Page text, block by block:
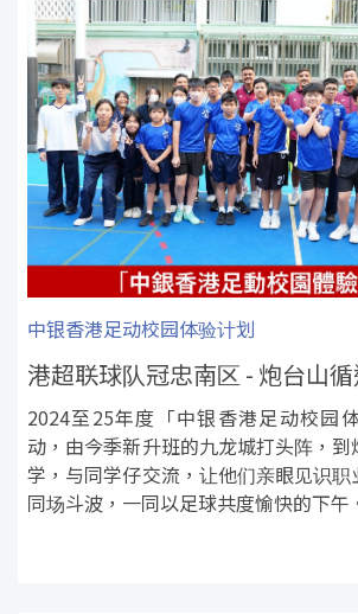
中银香港足动校园体验计划
港超联球队冠忠南区 - 炮台山
2024至25年度「中银香港足动校园
动，由今季新升班的九龙城打头阵，
学，与同学仔交流，让他们亲眼见识
同场斗波，一同以足球共度愉快的下午